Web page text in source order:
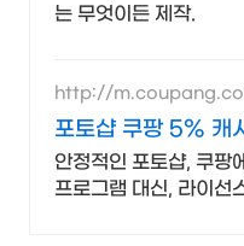
는 무엇이든 제작.
http://
포토샵 쿠팡 5% 캐
안정적인 포토샵, 쿠팡
프로그램 대신, 라이선